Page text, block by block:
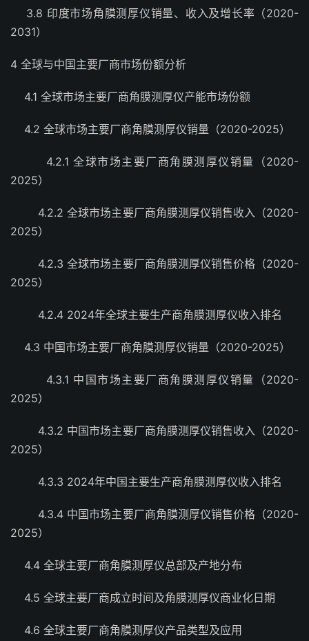
3.8 印度市场角膜测厚仪销量、收入及增长率（2020-
2031）
4 全球与中国主要厂商市场份额分析
4.1 全球市场主要厂商角膜测厚仪产能市场份额
4.2 全球市场主要厂商角膜测厚仪销量（2020-2025）
4.2.1 全球市场主要厂商角膜测厚仪销量（2020-
2025）
4.2.2 全球市场主要厂商角膜测厚仪销售收入（2020-
2025）
4.2.3 全球市场主要厂商角膜测厚仪销售价格（2020-
2025）
4.2.4 2024年全球主要生产商角膜测厚仪收入排名
4.3 中国市场主要厂商角膜测厚仪销量（2020-2025）
4.3.1 中国市场主要厂商角膜测厚仪销量（2020-
2025）
4.3.2 中国市场主要厂商角膜测厚仪销售收入（2020-
2025）
4.3.3 2024年中国主要生产商角膜测厚仪收入排名
4.3.4 中国市场主要厂商角膜测厚仪销售价格（2020-
2025）
4.4 全球主要厂商角膜测厚仪总部及产地分布
4.5 全球主要厂商成立时间及角膜测厚仪商业化日期
4.6 全球主要厂商角膜测厚仪产品类型及应用